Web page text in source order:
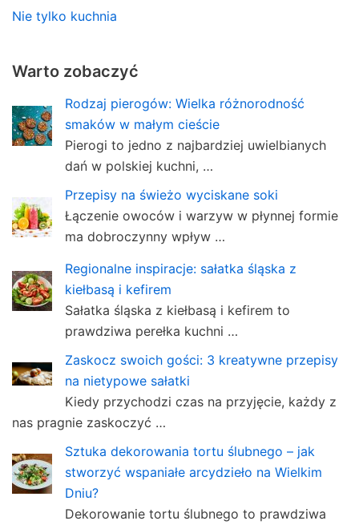
Nie tylko kuchnia
Warto zobaczyć
Rodzaj pierogów: Wielka różnorodność
smaków w małym cieście
Pierogi to jedno z najbardziej uwielbianych
dań w polskiej kuchni, …
Przepisy na świeżo wyciskane soki
Łączenie owoców i warzyw w płynnej formie
ma dobroczynny wpływ …
Regionalne inspiracje: sałatka śląska z
kiełbasą i kefirem
Sałatka śląska z kiełbasą i kefirem to
prawdziwa perełka kuchni …
Zaskocz swoich gości: 3 kreatywne przepisy
na nietypowe sałatki
Kiedy przychodzi czas na przyjęcie, każdy z
nas pragnie zaskoczyć …
Sztuka dekorowania tortu ślubnego – jak
stworzyć wspaniałe arcydzieło na Wielkim
Dniu?
Dekorowanie tortu ślubnego to prawdziwa